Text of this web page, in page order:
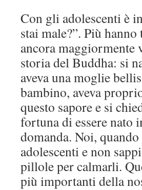
Con gli adolescenti è
stai male?”. Più
ancora maggiormente
storia del Buddha: si
aveva una moglie
bambino, aveva
questo sapore e si
fortuna di essere nato
domanda. Noi,
adolescenti e non
pillole per calmarli.
più importanti della